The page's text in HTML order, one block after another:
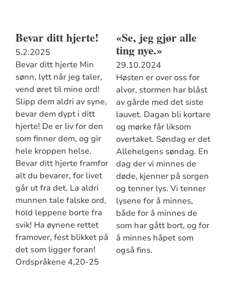
Bevar ditt hjerte!
5.2.2025
Bevar ditt hjerte Min
sønn, lytt når jeg taler,
vend øret til mine ord!
Slipp dem aldri av syne,
bevar dem dypt i ditt
hjerte! De er liv for den
som finner dem, og gir
hele kroppen helse.
Bevar ditt hjerte framfor
alt du bevarer, for livet
går ut fra det. La aldri
munnen tale falske ord,
hold leppene borte fra
svik! Ha øynene rettet
framover, fest blikket på
det som ligger foran!
Ordspråkene 4,20-25
«Se, jeg gjør alle
ting nye.»
29.10.2024
Høsten er over oss for
alvor, stormen har blåst
av gårde med det siste
lauvet. Dagan bli kortare
og mørke får liksom
overtaket. Søndag er det
Allehelgens søndag. En
dag der vi minnes de
døde, kjenner på sorgen
og tenner lys. Vi tenner
lysene for å minnes,
både for å minnes de
som har gått bort, og for
å minnes håpet som
også fins.